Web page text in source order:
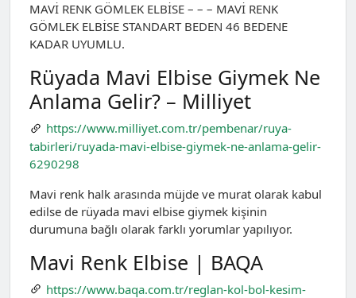
MAVİ RENK GÖMLEK ELBİSE – – – MAVİ RENK
GÖMLEK ELBİSE STANDART BEDEN 46 BEDENE
KADAR UYUMLU.
Rüyada Mavi Elbise Giymek Ne
Anlama Gelir? – Milliyet
https://www.milliyet.com.tr/pembenar/ruya-
tabirleri/ruyada-mavi-elbise-giymek-ne-anlama-gelir-
6290298
Mavi renk halk arasında müjde ve murat olarak kabul
edilse de rüyada mavi elbise giymek kişinin
durumuna bağlı olarak farklı yorumlar yapılıyor.
Mavi Renk Elbise | BAQA
https://www.baqa.com.tr/reglan-kol-bol-kesim-